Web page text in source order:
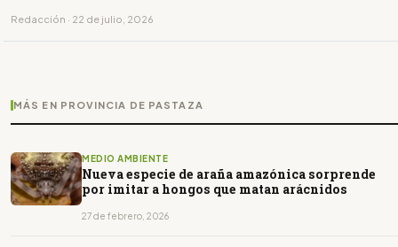
Redacción · 22 de julio, 2026
MÁS EN PROVINCIA DE PASTAZA
MEDIO AMBIENTE
Nueva especie de araña amazónica sorprende
por imitar a hongos que matan arácnidos
27 de febrero, 2026